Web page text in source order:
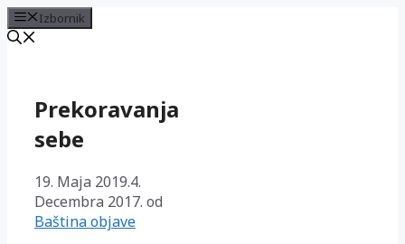
Izbornik
sadržajPrekoravanja
sebe
19. Maja 2019.4.
Decembra 2017. od
Baština objave